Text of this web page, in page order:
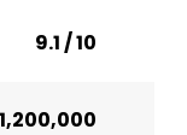
9.1 / 10
1,200,000